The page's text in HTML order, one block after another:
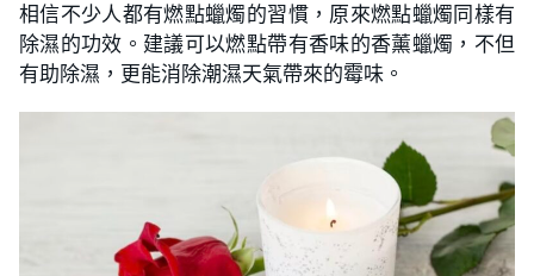
相信不少人都有燃點蠟燭的習慣，原來燃點蠟燭同樣有
除濕的功效。建議可以燃點帶有香味的香薰蠟燭，不但
有助除濕，更能消除潮濕天氣帶來的霉味。